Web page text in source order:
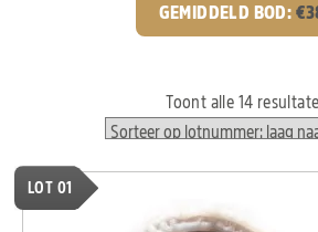
GEMIDDELD BOD: €
Toont alle 14
LOT 01